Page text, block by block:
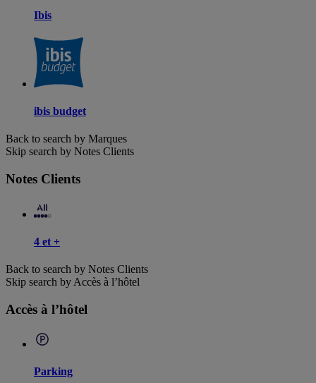
Ibis
ibis budget
Back to search by Marques
Skip search by Notes Clients
Notes Clients
4 et +
Back to search by Notes Clients
Skip search by Accès à l’hôtel
Accès à l’hôtel
Parking